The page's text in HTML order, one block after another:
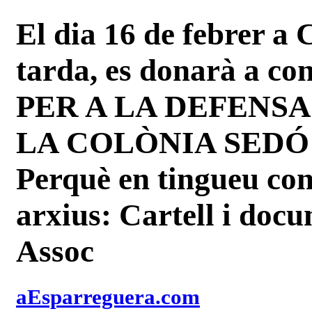
El dia 16 de febrer a
tarda, es donarà a
PER A LA
LA COLÒNIA
Perquè en tingueu
arxius: Cartell i
Assoc
aEsparreguera.com